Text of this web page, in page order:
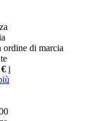
ordine di marcia
i